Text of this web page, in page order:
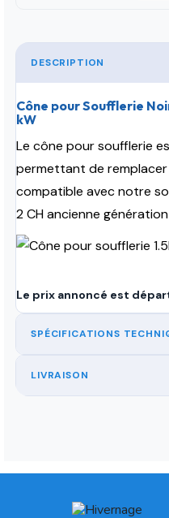
DESCRIPTION
Cône pour Soufflerie
kW
Le cône pour soufflerie
permettant de
compatible avec notre
2 CH ancienne génération
Le prix annoncé est
SPÉCIFICATIONS
LIVRAISON